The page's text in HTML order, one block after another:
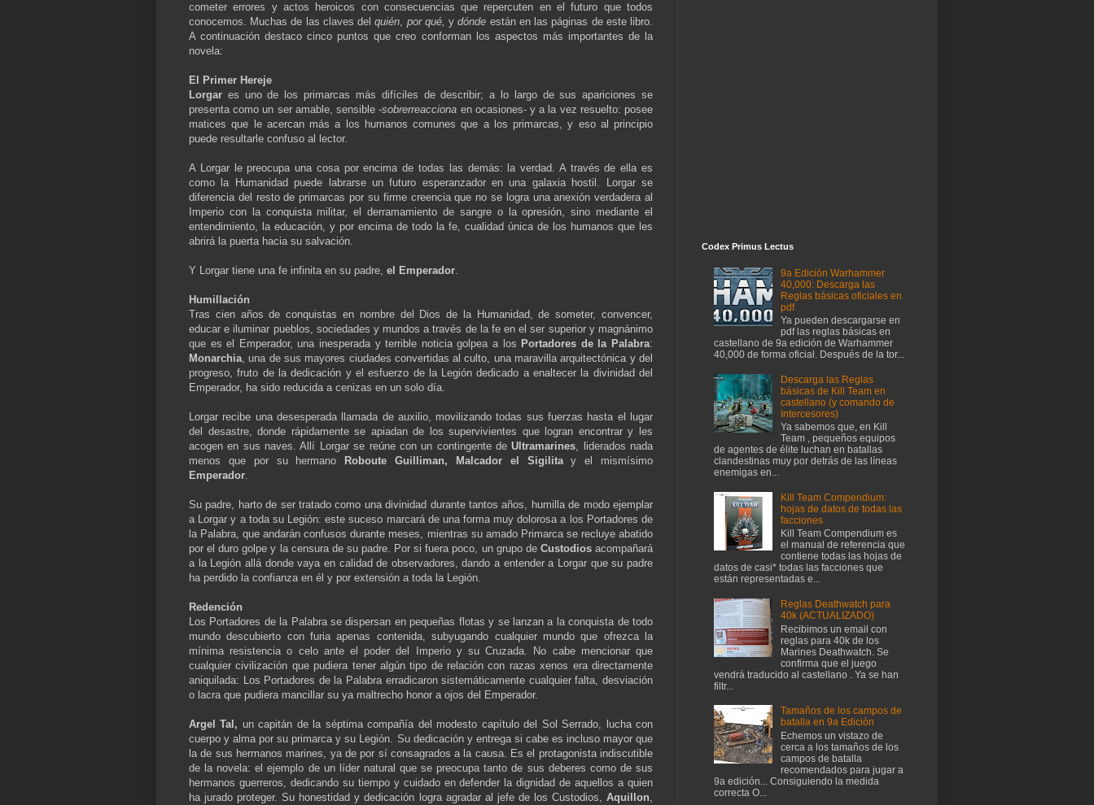
cometer errores y actos heroicos con consecuencias que repercuten en el futuro que todos
conocemos. Muchas de las claves delquién, por qué,ydónde están en las páginas de este libro.
A continuación destaco cinco puntos que creo conforman los aspectos más importantes de la
novela:
El Primer Hereje
Lorgar es uno de los primarcas más difíciles de describir; a lo largo de sus apariciones se
presenta como un ser amable, sensible -sobrerreacciona en ocasiones- y a la vez resuelto: posee
matices que le acercan más a los humanos comunes que a los primarcas, y eso al principio
puede resultarle confuso al lector.
A Lorgar le preocupa una cosa por encima de todas las demás: la verdad. A través de ella es
como la Humanidad puede labrarse un futuro esperanzador en una galaxia hostil. Lorgar se
diferencia del resto de primarcas por su firme creencia que no se logra una anexión verdadera al
Imperio con la conquista militar, el derramamiento de sangre o la opresión, sino mediante el
entendimiento, la educación, y por encima de todo la fe, cualidad única de los humanos que les
abrirá la puerta hacia su salvación.
Y Lorgar tiene una fe infinita en su padre, el Emperador.
Humillación
Tras cien años de conquistas en nombre del Dios de la Humanidad, de someter, convencer,
educar e iluminar pueblos, sociedades y mundos a través de la fe en el ser superior y magnánimo
que es el Emperador, una inesperada y terrible noticia golpea a los Portadores de la Palabra:
Monarchia, una de sus mayores ciudades convertidas al culto, una maravilla arquitectónica y del
progreso, fruto de la dedicación y el esfuerzo de la Legión dedicado a enaltecer la divinidad del
Emperador, ha sido reducida a cenizas en un solo día.
Lorgar recibe una desesperada llamada de auxilio, movilizando todas sus fuerzas hasta el lugar
del desastre, donde rápidamente se apiadan de los supervivientes que logran encontrar y les
acogen en sus naves. Allí Lorgar se reúne con un contingente deUltramarines, liderados nada
menos que por su hermano
Roboute Guilliman, Malcador el Sigilitay el mismísimo
Emperador.
Su padre, harto de ser tratado como una divinidad durante tantos años, humilla de modo ejemplar
a Lorgar y a toda su Legión: este suceso marcará de una forma muy dolorosa a los Portadores de
la Palabra, que andarán confusos durante meses, mientras su amado Primarca se recluye abatido
por el duro golpe y la censura de su padre. Por si fuera poco, un grupo de Custodiosacompañará
a la Legión allá donde vaya en calidad de observadores, dando a entender a Lorgar que su padre
ha perdido la confianza en él y por extensión a toda la Legión.
Redención
Los Portadores de la Palabra se dispersan en pequeñas flotas y se lanzan a la conquista de todo
mundo descubierto con furia apenas contenida, subyugando cualquier mundo que ofrezca la
mínima resistencia o celo ante el poder del Imperio y su Cruzada. No cabe mencionar que
cualquier civilización que pudiera tener algún tipo de relación con razas xenos era directamente
aniquilada: Los Portadores de la Palabra erradicaron sistemáticamente cualquier falta, desviación
o lacra que pudiera mancillar su ya maltrecho honor a ojos del Emperador.
Argel Tal, un capitán de la séptima compañía del modesto capítulo del Sol Serrado, lucha con
cuerpo y alma por su primarca y su Legión. Su dedicación y entrega si cabe es incluso mayor que
la de sus hermanos marines, ya de por sí consagrados a la causa. Es el protagonista indiscutible
de la novela: el ejemplo de un líder natural que se preocupa tanto de sus deberes como de sus
hermanos guerreros, dedicando su tiempo y cuidado en defender la dignidad de aquellos a quien
ha jurado proteger. Su honestidad y dedicación logra agradar al jefe de los Custodios, Aquillon,
Codex Primus Lectus
9a Edición Warhammer
40,000: Descarga las
Reglas básicas oficiales en
pdf
Ya pueden descargarse en
pdf las reglas básicas en
castellano de 9a edición de Warhammer
40,000 de forma oficial. Después de la tor...
Descarga las Reglas
básicas de Kill Team en
castellano (y comando de
Intercesores)
Ya sabemos que, en Kill
Team , pequeños equipos
de agentes de élite luchan en batallas
clandestinas muy por detrás de las líneas
enemigas en...
Kill Team Compendium:
hojas de datos de todas las
facciones
Kill Team Compendium es
el manual de referencia que
contiene todas las hojas de
datos de casi* todas las facciones que
están representadas e...
Reglas Deathwatch para
40k (ACTUALIZADO)
Recibimos un email con
reglas para 40k de los
Marines Deathwatch. Se
confirma que el juego
vendrá traducido al castellano . Ya se han
filtr...
Tamaños de los campos de
batalla en 9a Edición
Echemos un vistazo de
cerca a los tamaños de los
campos de batalla
recomendados para jugar a
9a edición... Consiguiendo la medida
correcta O...